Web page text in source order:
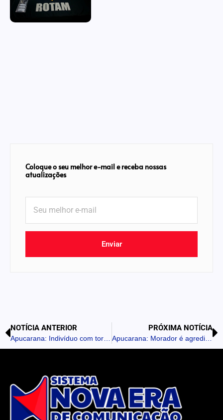
Coloque o seu melhor e-mail e receba nossas
atualizações
Enviar
NOTÍCIA ANTERIOR
Apucarana: Indivíduo com tornozeleira é preso em flagrante com carro roubado e drogas
PRÓXIMA NOTÍCIA
Apucarana: Morador é agredido e assaltado após dar carona